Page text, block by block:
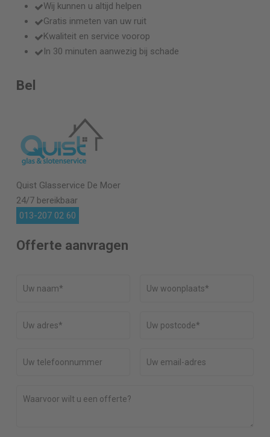
Wij kunnen u altijd helpen
Gratis inmeten van uw ruit
Kwaliteit en service voorop
In 30 minuten aanwezig bij schade
Bel
Quist Glasservice De Moer
24/7 bereikbaar
013-207 02 60
Offerte aanvragen